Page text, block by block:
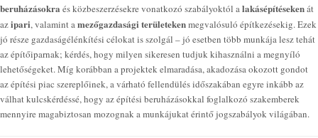
beruházásokra és közbeszerzésekre vonatkozó szabályoktól alakásépítésekenát
azipari, valamint amezőgazdasági területekenmegvalósuló építkezésekig. Ezek
jó része gazdaságélénkítési célokat is szolgál – jó esetben több munkája lesz tehát
az építőiparnak; kérdés, hogy milyen sikeresen tudjuk kihasználni a megnyíló
lehetőségeket. Míg korábban a projektek elmaradása, akadozása okozott gondot
az építési piac szereplőinek, a várható fellendülés időszakában egyre inkább az
válhat kulcskérdéssé, hogy az építési beruházásokkal foglalkozó szakemberek
mennyire magabiztosan mozognak a munkájukat érintő jogszabályok világában.